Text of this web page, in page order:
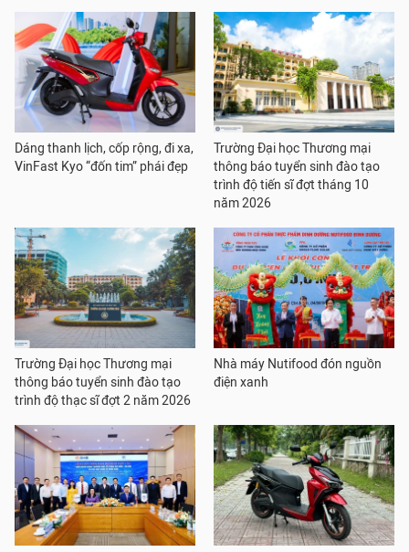
Dáng thanh lịch, cốp rộng, đi xa,
VinFast Kyo “đốn tim” phái đẹp
Trường Đại học Thương mại
thông báo tuyển sinh đào tạo
trình độ tiến sĩ đợt tháng 10
năm 2026
Trường Đại học Thương mại
thông báo tuyển sinh đào tạo
trình độ thạc sĩ đợt 2 năm 2026
Nhà máy Nutifood đón nguồn
điện xanh